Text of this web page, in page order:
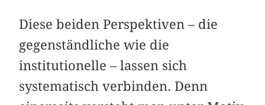
Diese beiden Perspektiven – die
gegenständliche wie die
institutionelle – lassen sich
systematisch verbinden. Denn